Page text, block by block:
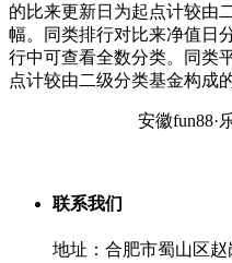
的比来更新日为起点计较由
幅。同类排行对比来净值日
行中可查看全数分类。同类
点计较由二级分类基金构成
安徽fun88·
联系我们
地址：合肥市蜀山区赵